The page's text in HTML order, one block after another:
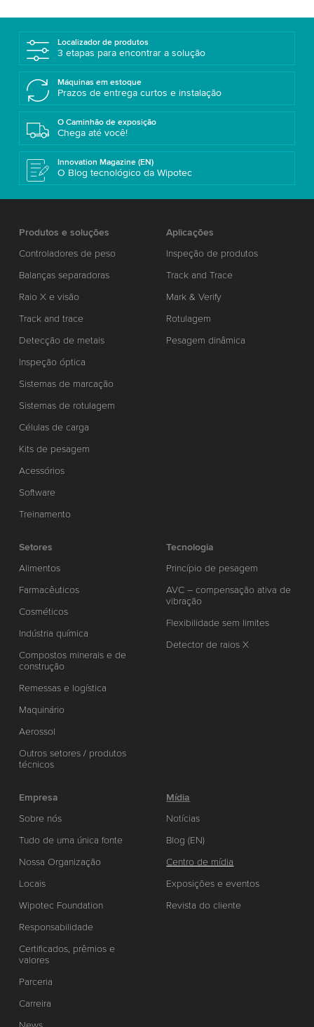
Localizador de produtos
3 etapas para encontrar a solução
Máquinas em estoque
Prazos de entrega curtos e instalação
O Caminhão de exposição
Chega até você!
Innovation Magazine (EN)
O Blog tecnológico da Wipotec
Produtos e soluções
Controladores de peso
Balanças separadoras
Raio X e visão
Track and trace
Detecção de metais
Inspeção óptica
Sistemas de marcação
Sistemas de rotulagem
Células de carga
Kits de pesagem
Acessórios
Software
Treinamento
Aplicações
Inspeção de produtos
Track and Trace
Mark & Verify
Rotulagem
Pesagem dinâmica
Setores
Alimentos
Farmacêuticos
Cosméticos
Indústria química
Compostos minerais e de
construção
Remessas e logística
Maquinário
Aerossol
Outros setores / produtos
técnicos
Tecnologia
Princípio de pesagem
AVC – compensação ativa de
vibração
Flexibilidade sem limites
Detector de raios X
Empresa
Sobre nós
Tudo de uma única fonte
Nossa Organização
Locais
Wipotec Foundation
Responsabilidade
Certificados, prêmios e
valores
Parceria
Carreira
Mídia
Notícias
Blog (EN)
Centro de mídia
Exposições e eventos
Revista do cliente